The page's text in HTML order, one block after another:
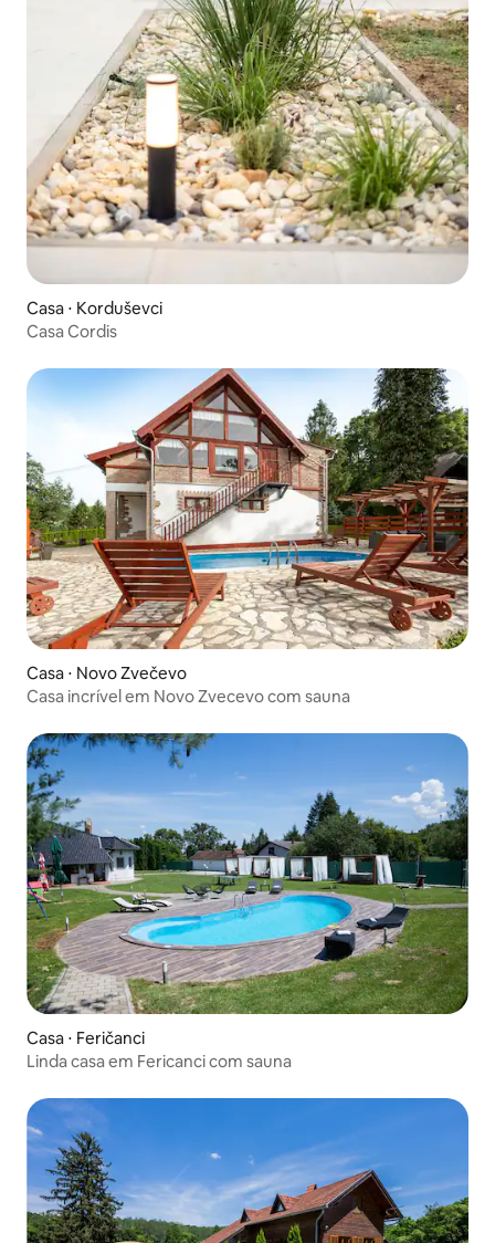
Casa ⋅ Korduševci
Casa Cordis
Casa ⋅ Novo Zvečevo
Casa incrível em Novo Zvecevo com sauna
Casa ⋅ Feričanci
Linda casa em Fericanci com sauna